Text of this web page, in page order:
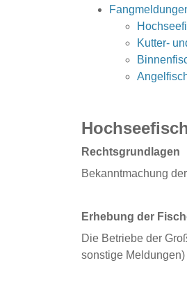
Kutter-
Rechtsgrundlagen
Bekanntmachung
Erhebung der
Die Betriebe der
sonstige